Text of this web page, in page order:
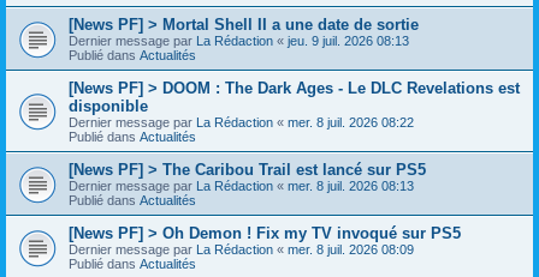
[News PF] > Mortal Shell II a une date de sortie
Dernier message par La Rédaction « jeu. 9 juil. 2026 08:13
Publié dans Actualités
[News PF] > DOOM : The Dark Ages - Le DLC Revelations est
disponible
Dernier message par La Rédaction « mer. 8 juil. 2026 08:22
Publié dans Actualités
[News PF] > The Caribou Trail est lancé sur PS5
Dernier message par La Rédaction « mer. 8 juil. 2026 08:13
Publié dans Actualités
[News PF] > Oh Demon ! Fix my TV invoqué sur PS5
Dernier message par La Rédaction « mer. 8 juil. 2026 08:09
Publié dans Actualités